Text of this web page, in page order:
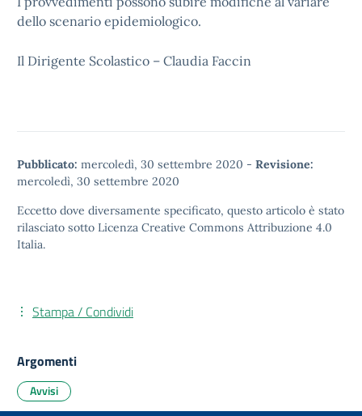
dello scenario epidemiologico.
Il Dirigente Scolastico – Claudia Faccin
Pubblicato: mercoledì, 30 settembre 2020 - Revisione:
mercoledì, 30 settembre 2020
Eccetto dove diversamente specificato, questo articolo è stato
rilasciato sotto Licenza Creative Commons Attribuzione 4.0
Italia.
Stampa / Condividi
Argomenti
Avvisi